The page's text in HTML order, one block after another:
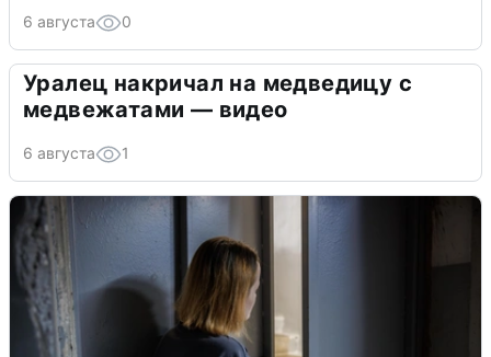
6 августа 0
Уралец накричал на медведицу с
медвежатами — видео
6 августа 1